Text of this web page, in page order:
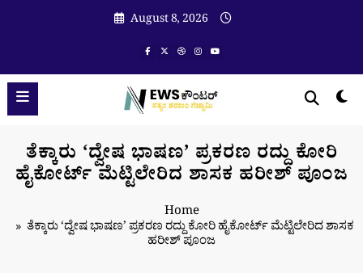
August 8, 2026
ತೆಕ್ಕಾರು ‘ದ್ವೇಷ ಭಾಷಣ’ ಪ್ರಕರಣ ರದ್ದು ಕೋರಿ
ಹೈಕೋರ್ಟ್ ಮೆಟ್ಟಿಲೇರಿದ ಶಾಸಕ ಹರೀಶ್ ಪೂಂಜ
Home
ತೆಕ್ಕಾರು ‘ದ್ವೇಷ ಭಾಷಣ’ ಪ್ರಕರಣ ರದ್ದು ಕೋರಿ ಹೈಕೋರ್ಟ್ ಮೆಟ್ಟಿಲೇರಿದ ಶಾಸಕ
ಹರೀಶ್ ಪೂಂಜ